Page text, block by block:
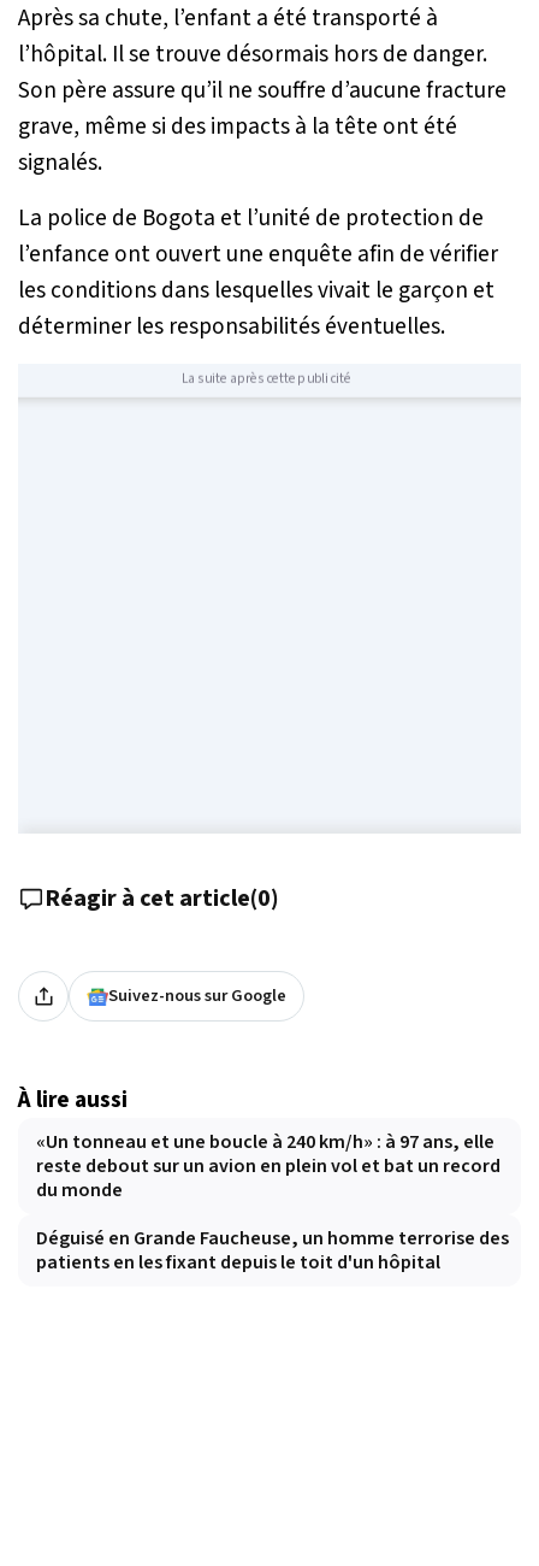
Après sa chute, l’enfant a été transporté à
l’hôpital. Il se trouve désormais hors de danger.
Son père assure qu’il ne souffre d’aucune fracture
grave, même si des impacts à la tête ont été
signalés.
La police de Bogota et l’unité de protection de
l’enfance ont ouvert une enquête afin de vérifier
les conditions dans lesquelles vivait le garçon et
déterminer les responsabilités éventuelles.
La suite après cette publicité
Réagir à cet article(0)
Suivez-nous sur Google
À lire aussi
«Un tonneau et une boucle à 240 km/h» : à 97 ans, elle
reste debout sur un avion en plein vol et bat un record
du monde
Déguisé en Grande Faucheuse, un homme terrorise des
patients en les fixant depuis le toit d'un hôpital